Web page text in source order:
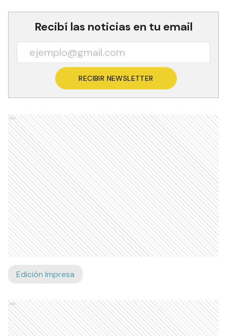
Recibí las noticias en tu email
RECIBIR NEWSLETTER
Ads
Edición Impresa
Ads